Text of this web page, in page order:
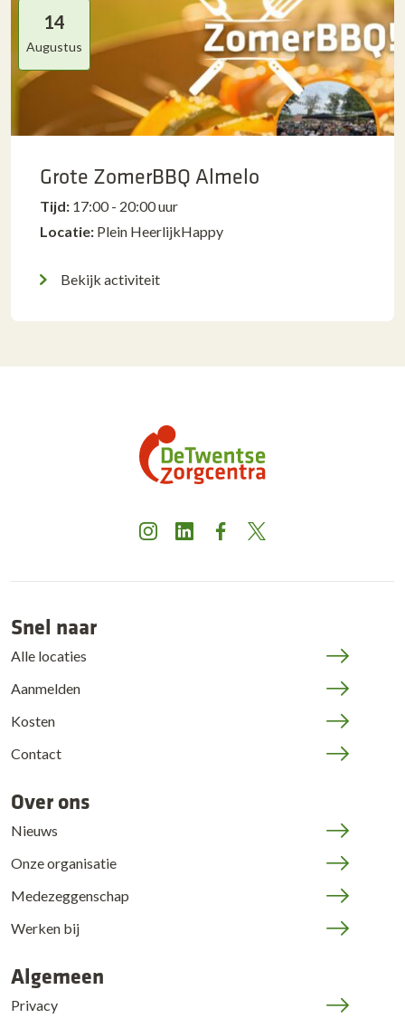
14
Augustus
Grote ZomerBBQ Almelo
Tijd: 17:00 - 20:00 uur
Locatie: Plein HeerlijkHappy
Bekijk activiteit
InstagramLinkedInFacebook
X
Snel naar
Alle locaties
Aanmelden
Kosten
Contact
Over ons
Nieuws
Onze organisatie
Medezeggenschap
Werken bij
Algemeen
Privacy